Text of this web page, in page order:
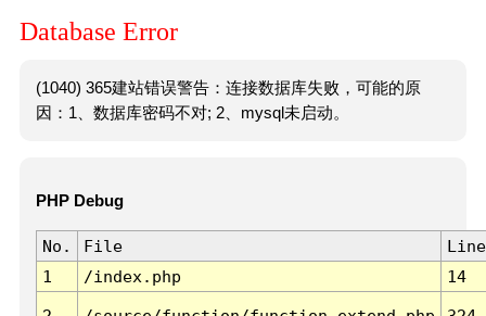
Database Error
(1040) 365建站错误警告：连接数据库失败，可能的原
因：1、数据库密码不对; 2、mysql未启动。
PHP Debug
No. File
Line
1
/index.php 14